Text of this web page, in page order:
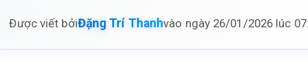
Được viết bởiĐặng Trí Thanhvào ngày 26/01/2026 lúc